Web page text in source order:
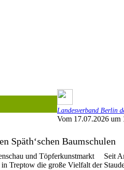
Landesverband Berlin
Vom 17.07.2026 um
Späth‘schen
und Töpferkunstmarkt Seit
in Treptow die große Vielfalt der